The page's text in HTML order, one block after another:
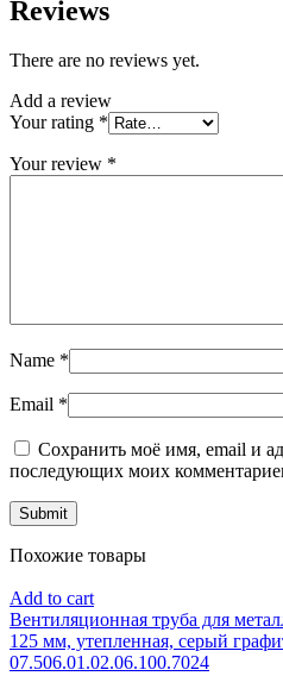
Reviews
There are no reviews yet.
Add a review
Your rating *
Your review *
Name *
Email *
Сохранить моё имя, email и
последующих моих
Похожие товары
Add to cart
Вентиляционная труба для
125 мм, утепленная, серый
07.506.01.02.06.100.7024